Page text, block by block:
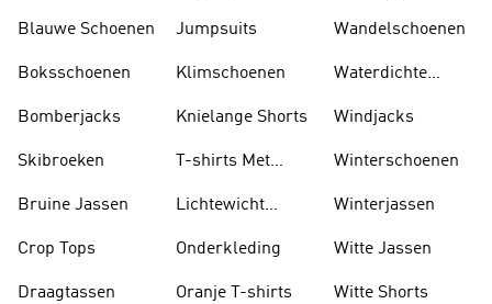
Blauwe Schoenen
Boksschoenen
Bomberjacks
Skibroeken
Bruine Jassen
Crop Tops
Draagtassen
Jumpsuits
Klimschoenen
Knielange Shorts
T-shirts Met
Lichtewicht
Onderkleding
Oranje T-shirts
Wandelschoenen
Waterdichte
Windjacks
Winterschoenen
Winterjassen
Witte Jassen
Witte Shorts